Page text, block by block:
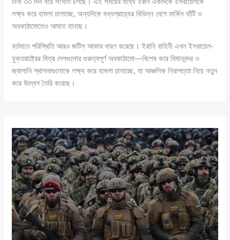
লক্ষ্য করে হামলা চালাচ্ছে, অন্যদিকে মধ্যপ্রাচ্যের বিভিন্ন দেশে মার্কিন ঘাঁটি ও
অবকাঠামোতেও আঘাত হানছে।
বর্তমানে পরিস্থিতি আরও জটিল আকার ধারণ করেছে। ইরানি বাহিনী এখন ইসরায়েল-
যুক্তরাষ্ট্রের মিত্র দেশগুলোর গুরুত্বপূর্ণ অবকাঠামো—বিশেষ করে বিমানবন্দর ও
জ্বালানি স্থাপনাগুলোকে লক্ষ্য করে হামলা চালাচ্ছে, যা আঞ্চলিক নিরাপত্তা নিয়ে নতুন
করে উদ্বেগ তৈরি করেছে।